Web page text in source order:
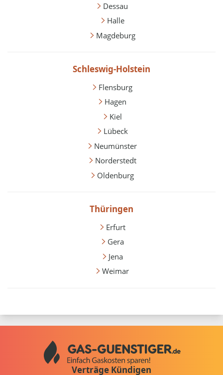
Dessau
Halle
Magdeburg
Schleswig-Holstein
Flensburg
Hagen
Kiel
Lübeck
Neumünster
Norderstedt
Oldenburg
Thüringen
Erfurt
Gera
Jena
Weimar
Verträge Kündigen